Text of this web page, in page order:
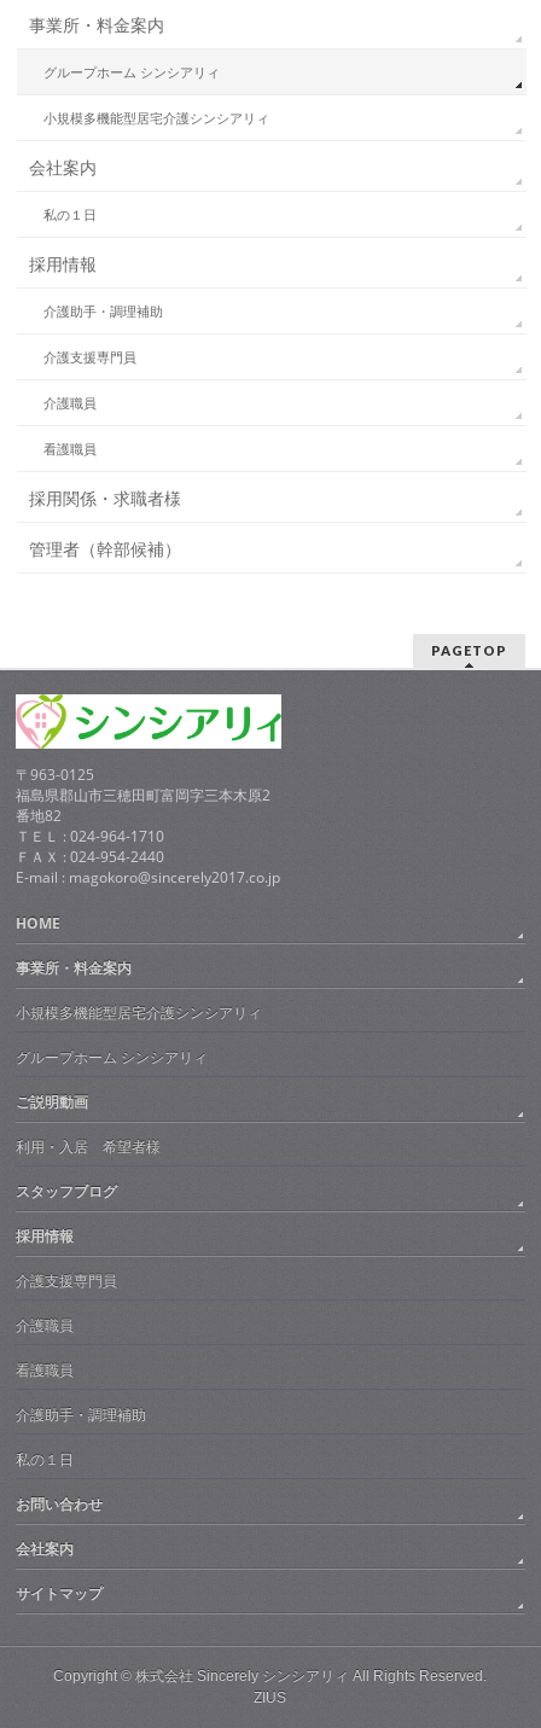
事業所・料金案内
グループホーム シンシアリィ
小規模多機能型居宅介護シンシアリィ
会社案内
私の１日
採用情報
介護助手・調理補助
介護支援専門員
介護職員
看護職員
採用関係・求職者様
管理者（幹部候補）
PAGETOP
〒963-0125
福島県郡山市三穂田町富岡字三本木原2
番地82
ＴＥＬ : 024-964-1710
ＦＡＸ : 024-954-2440
E-mail : magokoro@sincerely2017.co.jp
HOME
事業所・料金案内
小規模多機能型居宅介護シンシアリィ
グループホーム シンシアリィ
ご説明動画
利用・入居 希望者様
スタッフブログ
採用情報
介護支援専門員
介護職員
看護職員
介護助手・調理補助
私の１日
お問い合わせ
会社案内
サイトマップ
Copyright © 株式会社 Sincerely シンシアリィ All Rights Reserved.
ZIUS